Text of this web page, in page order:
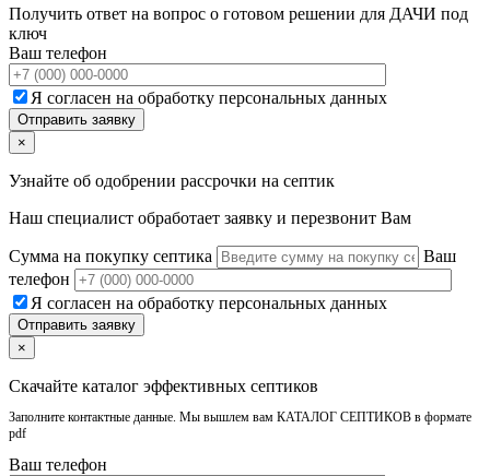
Получить ответ на вопрос о готовом решении для ДАЧИ под
ключ
Ваш телефон
Я согласен на обработку персональных данных
×
Узнайте об одобрении рассрочки на септик
Наш специалист обработает заявку и перезвонит Вам
Сумма на покупку септика
Ваш
телефон
Я согласен на обработку персональных данных
×
Скачайте каталог эффективных септиков
Заполните контактные данные. Мы вышлем вам КАТАЛОГ СЕПТИКОВ в формате
pdf
Ваш телефон